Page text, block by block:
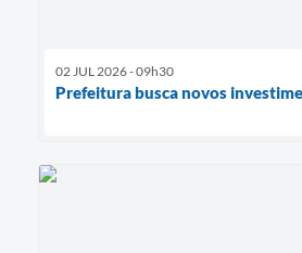
02 JUL 2026 - 09h30
Prefeitura busca novos